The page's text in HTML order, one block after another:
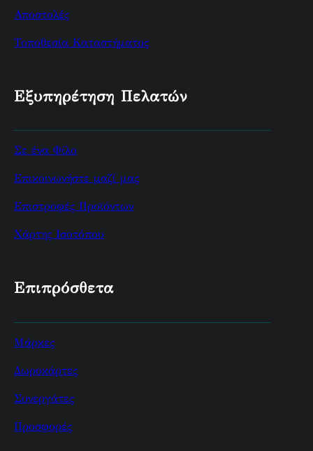
Αποστολές
Τοποθεσία Καταστήματος
Εξυπηρέτηση Πελατών
Σε ένα Φίλο
Επικοινωνήστε μαζί μας
Επιστροφές Προϊόντων
Χάρτης Ισοτόπου
Επιπρόσθετα
Μάρκες
Δωροκάρτες
Συνεργάτες
Προσφορές